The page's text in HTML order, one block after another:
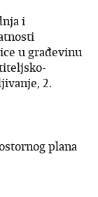
i
u građevinu
2.
plana